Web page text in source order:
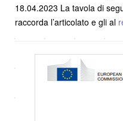
18.04.2023 La tavola di
raccorda l’articolato e gli al